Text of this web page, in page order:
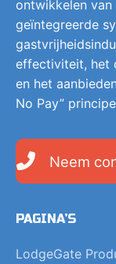
ontwikkelen van
geïntegreerde
effectiviteit, het
en het
No Pay”
Neem
PAGINA’S
LodgeGate